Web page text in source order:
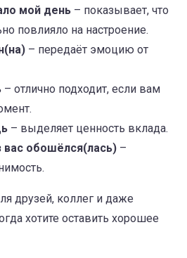
мой день – показывает, что
повлияло на настроение.
– передаёт эмоцию от
– отлично подходит, если вам
– выделяет ценность вклада.
обошёлся(лась) –
друзей, коллег и даже
хотите оставить хорошее